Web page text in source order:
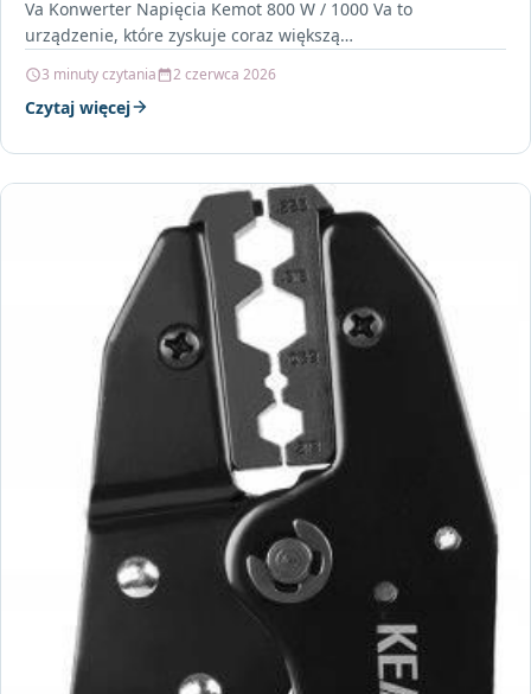
Va Konwerter Napięcia Kemot 800 W / 1000 Va to
urządzenie, które zyskuje coraz większą…
3 minuty czytania 2 czerwca 2026
Czytaj więcej